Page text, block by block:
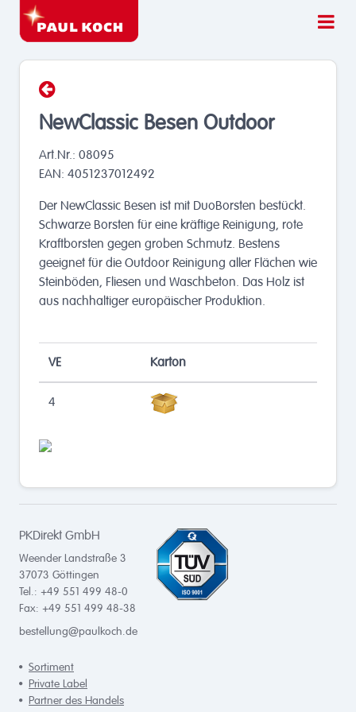
NewClassic Besen Outdoor
Art.Nr.: 08095
EAN: 4051237012492
Der NewClassic Besen ist mit DuoBorsten bestückt.
Schwarze Borsten für eine kräftige Reinigung, rote
Kraftborsten gegen groben Schmutz. Bestens
geeignet für die Outdoor Reinigung aller Flächen wie
Steinböden, Fliesen und Waschbeton. Das Holz ist
aus nachhaltiger europäischer Produktion.
VE Karton
4
PKDirekt GmbH
Weender Landstraße 3
37073 Göttingen
Tel.: +49 551 499 48-0
Fax: +49 551 499 48-38
bestellung@paulkoch.de
Sortiment
Private Label
Partner des Handels